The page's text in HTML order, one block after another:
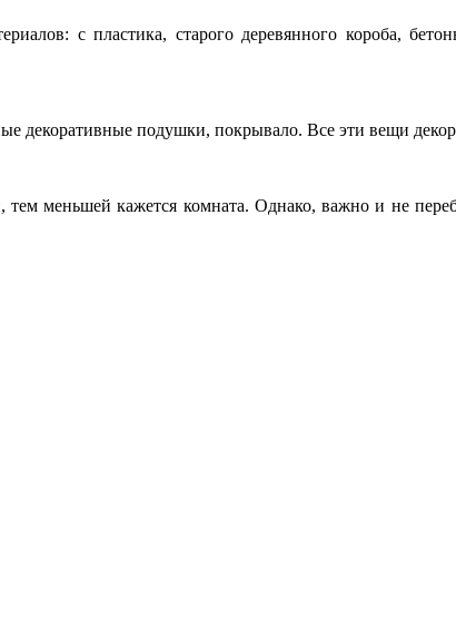
с пластика, старого деревянного короба,
декоративные подушки, покрывало. Все эти вещи
меньшей кажется комната. Однако, важно и не